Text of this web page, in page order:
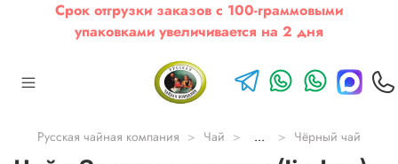
Срок отгрузки заказов с 100-граммовыми
упаковками увеличивается на 2 дня
Русская чайная компания Чай ... Чёрный чай